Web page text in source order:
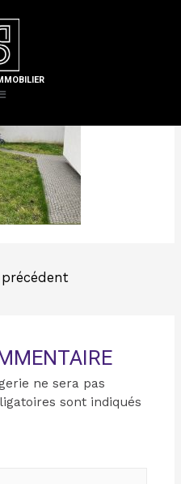
ne sera pas
sont indiqués